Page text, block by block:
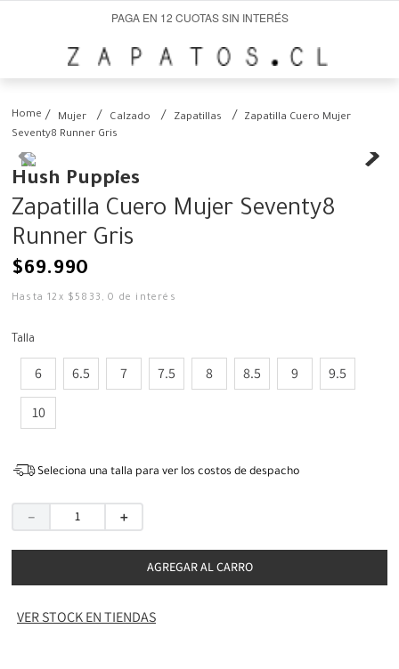
PAGA EN 12 CUOTAS SIN INTERÉS
Mujer Calzado Zapatillas
Zapatilla Cuero Mujer
Seventy8 Runner Gris
Hush Puppies
Zapatilla Cuero Mujer Seventy8
Runner Gris
$69.990
Hasta12 x $ 5833 ,0 de interés
Talla
6 6.5 7 7.5 8 8.5 9 9.5
10
Seleciona una talla para ver los costos de despacho
＋
－
AGREGAR AL CARRO
VER STOCK EN TIENDAS